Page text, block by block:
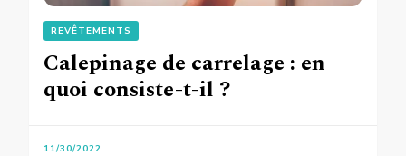
REVÊTEMENTS
Calepinage de carrelage : en
quoi consiste-t-il ?
11/30/2022